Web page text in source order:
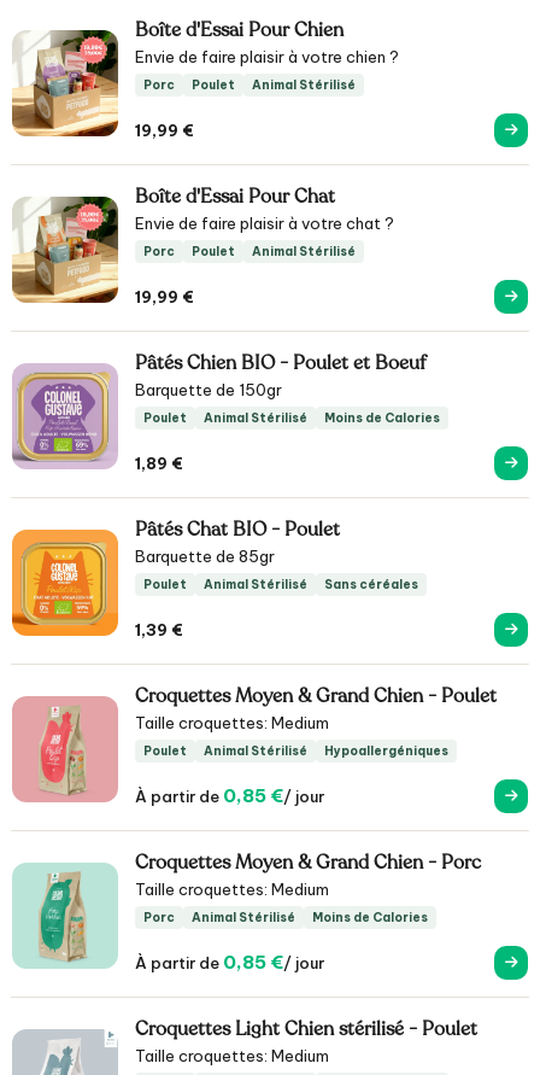
Boîte d'Essai Pour Chien
Envie de faire plaisir à votre chien ?
Porc Poulet Animal Stérilisé
19,99 €
Boîte d'Essai Pour Chat
Envie de faire plaisir à votre chat ?
Porc Poulet Animal Stérilisé
19,99 €
Pâtés Chien BIO - Poulet et Boeuf
Barquette de 150gr
Poulet Animal Stérilisé Moins de Calories
1,89 €
Pâtés Chat BIO - Poulet
Barquette de 85gr
Poulet Animal Stérilisé Sans céréales
1,39 €
Croquettes Moyen & Grand Chien - Poulet
Taille croquettes: Medium
Poulet Animal Stérilisé Hypoallergéniques
À partir de 0,85 €/ jour
Croquettes Moyen & Grand Chien - Porc
Taille croquettes: Medium
Porc Animal Stérilisé Moins de Calories
À partir de 0,85 €/ jour
Croquettes Light Chien stérilisé - Poulet
Taille croquettes: Medium